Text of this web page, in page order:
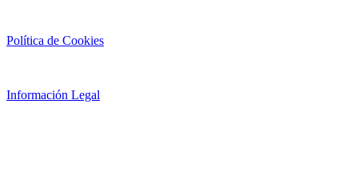
Política de Cookies
Información Legal